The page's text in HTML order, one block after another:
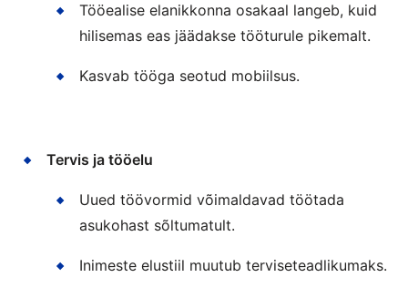
Tööealise elanikkonna osakaal langeb, kuid
hilisemas eas jäädakse tööturule pikemalt.
Kasvab tööga seotud mobiilsus.
Tervis ja tööelu
Uued töövormid võimaldavad töötada
asukohast sõltumatult.
Inimeste elustiil muutub terviseteadlikumaks.